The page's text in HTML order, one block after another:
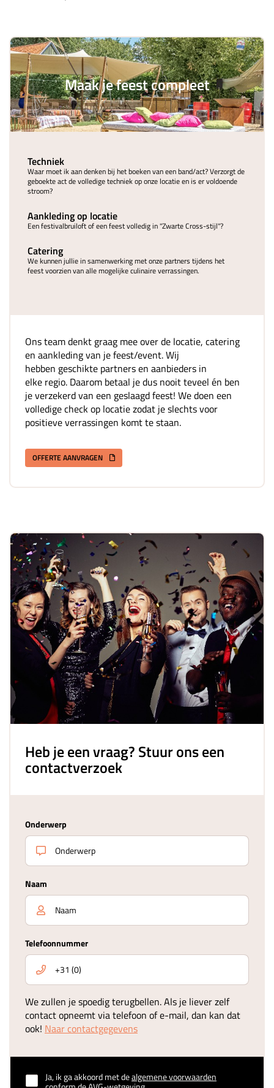
Maak je feest compleet
Techniek
Waar moet ik aan denken bij het boeken van een band/act? Verzorgt de
geboekte act de volledige techniek op onze locatie en is er voldoende
stroom?
Aankleding op locatie
Een festivalbruiloft of een feest volledig in "Zwarte Cross-stijl"?
Catering
We kunnen jullie in samenwerking met onze partners tijdens het
feest voorzien van alle mogelijke culinaire verrassingen.
Ons team denkt graag mee over de locatie, catering
en aankleding van je feest/event. Wij
hebben geschikte partners en aanbieders in
elke regio. Daarom betaal je dus nooit teveel én ben
je verzekerd van een geslaagd feest! We doen een
volledige check op locatie zodat je slechts voor
positieve verrassingen komt te staan.
OFFERTE AANVRAGEN
Heb je een vraag? Stuur ons een
contactverzoek
Onderwerp
Naam
Telefoonnummer
We zullen je spoedig terugbellen. Als je liever zelf
contact opneemt via telefoon of e-mail, dan kan dat
ook! Naar contactgegevens
Ja, ik ga akkoord met dealgemene voorwaarden